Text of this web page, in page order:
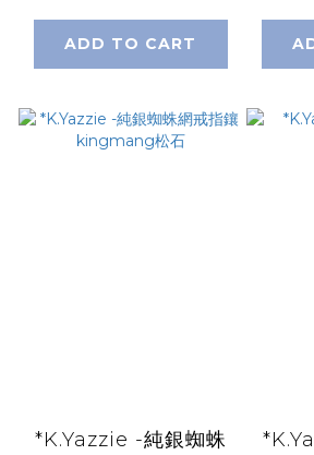
ADD TO CART
*K.Yazzie -純銀蜘蛛